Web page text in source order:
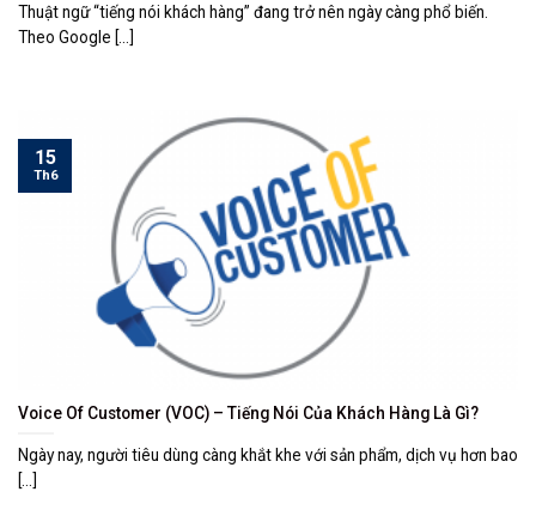
Thuật ngữ “tiếng nói khách hàng” đang trở nên ngày càng phổ biến.
Theo Google [...]
Voice Of Customer (VOC) – Tiếng Nói Của Khách Hàng Là Gì?
Ngày nay, người tiêu dùng càng khắt khe với sản phẩm, dịch vụ hơn bao
[...]
15
Th6